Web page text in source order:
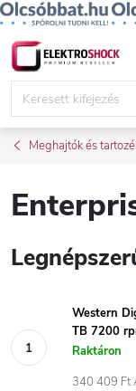
Ugrás
Meghajtók és
Western
TB 7200
Raktáron
340 409 Ft